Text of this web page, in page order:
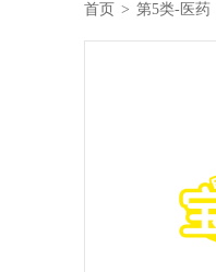
首页 > 第5类-医药